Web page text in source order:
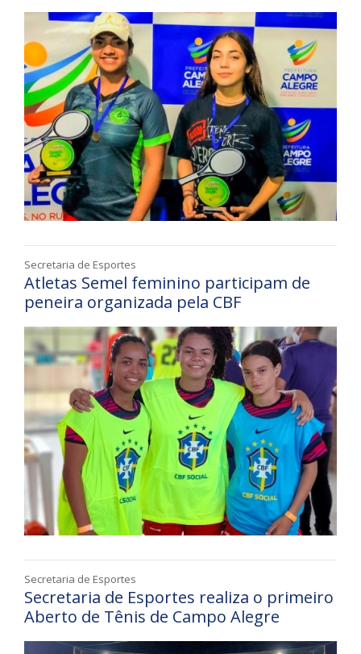
Secretaria de Esportes
Atletas Semel feminino participam de
peneira organizada pela CBF
Secretaria de Esportes
Secretaria de Esportes realiza o primeiro
Aberto de Tênis de Campo Alegre